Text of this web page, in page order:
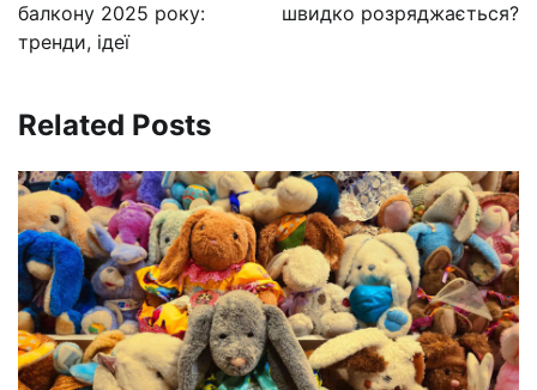
записям
балкону 2025 року:
тренди, ідеї
швидко розряджається?
Related Posts